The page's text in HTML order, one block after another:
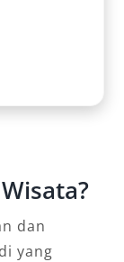
dan
yang